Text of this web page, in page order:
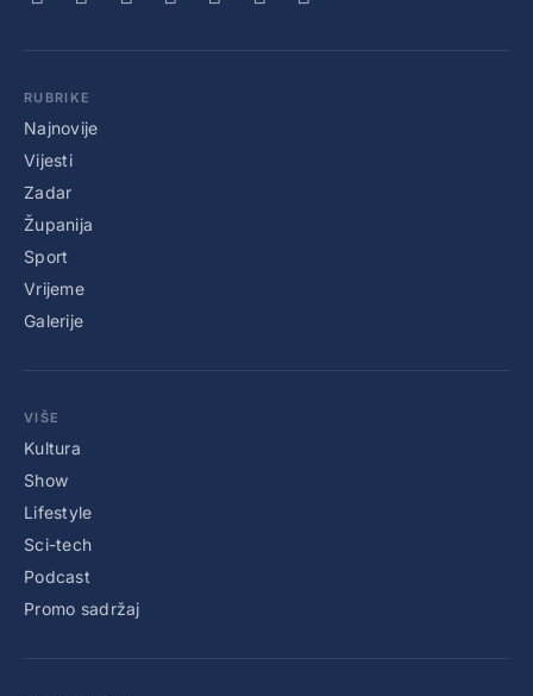
RUBRIKE
Najnovije
Vijesti
Zadar
Županija
Sport
Vrijeme
Galerije
VIŠE
Kultura
Show
Lifestyle
Sci-tech
Podcast
Promo sadržaj